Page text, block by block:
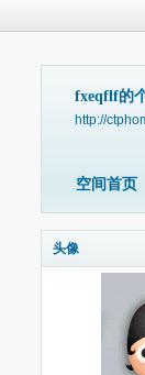
fxeqflf的
http://
空间首页
头像